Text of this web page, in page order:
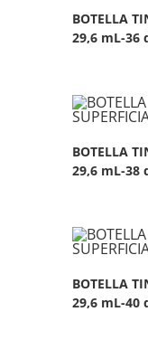
BOTELLA
29,6 mL-36
BOTELLA
29,6 mL-38
BOTELLA
29,6 mL-40